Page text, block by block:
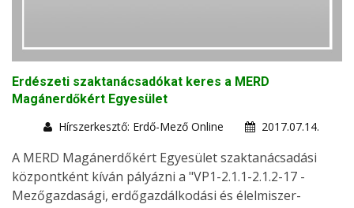
Erdészeti szaktanácsadókat keres a MERD
Magánerdőkért Egyesület
Hírszerkesztő: Erdő-Mező Online
2017.07.14.
A MERD Magánerdőkért Egyesület szaktanácsadási
központként kíván pályázni a "VP1-2.1.1-2.1.2-17 -
Mezőgazdasági, erdőgazdálkodási és élelmiszer-